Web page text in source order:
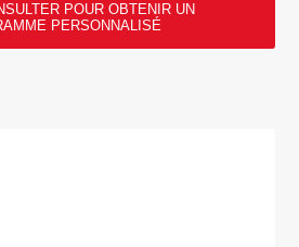
POUR OBTENIR UN
PERSONNALISÉ